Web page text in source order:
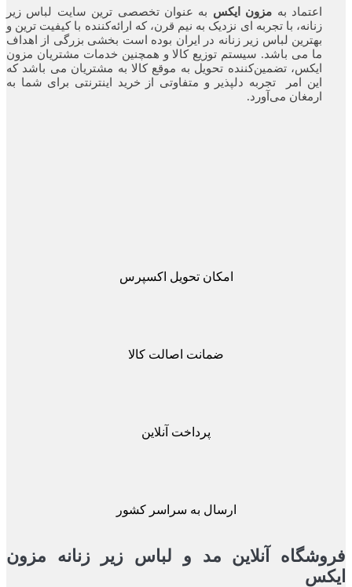
اعتماد بهمزون ایکس به عنوان تخصصی ترین سایت لباس زیر
زنانه، با تجربه ای نزدیک به نیم قرن، که ارائه‌کننده با کیفیت ترین و
بهترین لباس زیر زنانه در ایران بوده ‌است بخشی بزرگی از اهداف
ما می باشد. سیستم توزیع کالا و همچنین خدمات مشتریان مزون
ایکس، تضمین‌کننده‌ تحویل به موقع کالا به مشتریان می باشد که
این امر تجربه‌ دلپذیر و متفاوتی از خرید اینترنتی برای شما به
ارمغان می‌آورد.
امکان تحویل اکسپرس
ضمانت اصالت کالا
پرداخت آنلاین
ارسال به سراسر کشور
آنلاین مد و لباس زیر زنانه مزون